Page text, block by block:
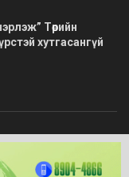
Төрийн
хутгасангүй
Загварыг